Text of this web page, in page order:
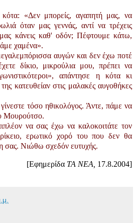
«Δεν μπορείς, αγαπητή μας, να
όταν μας γεννάς, αντί να τρέχεις
κάνεις καθ' οδόν; Πέφτουμε κάτω,
χαμένα».
αυγών και δεν έχω ποτέ
δίκιο, μικρούλια μου, πρέπει να
απάντησε η κότα κι
κατευθείαν στις μαλακές αυγοθήκες
τόσο ηθικολόγος. Άντε, πάμε να
Μουρούτσο.
να σας έχω να καλοκοιτάτε τον
ερωτικό χορό του που δεν θα
σας. Νιώθω σχεδόν ευτυχής.
[Εφημερίδα ΤΑ ΝΕΑ, 17.8.2004]